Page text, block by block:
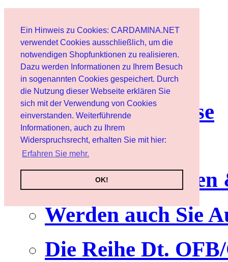
Ein Hinweis zu Cookies: CARDAMINA.NET
verwendet Cookies ausschließlich, um die
notwendigen Shopfunktionen zu realisieren.
Dazu werden Informationen zu Ihrem Besuch
in sogenannten Cookies gespeichert. Durch
die Nutzung dieser Webseite erklären Sie
sich mit der Verwendung von Cookies
einverstanden. Weiterführende
Informationen, auch zu Ihrem
Widerspruchsrecht, erhalten Sie mit hier:
Erfahren Sie mehr.
OK!
Benutzer
Newsletter
Nutzungshinweise
Service
Werden auch Sie
Die Reihe Dt.